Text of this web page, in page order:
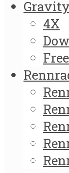
Gravity
4X